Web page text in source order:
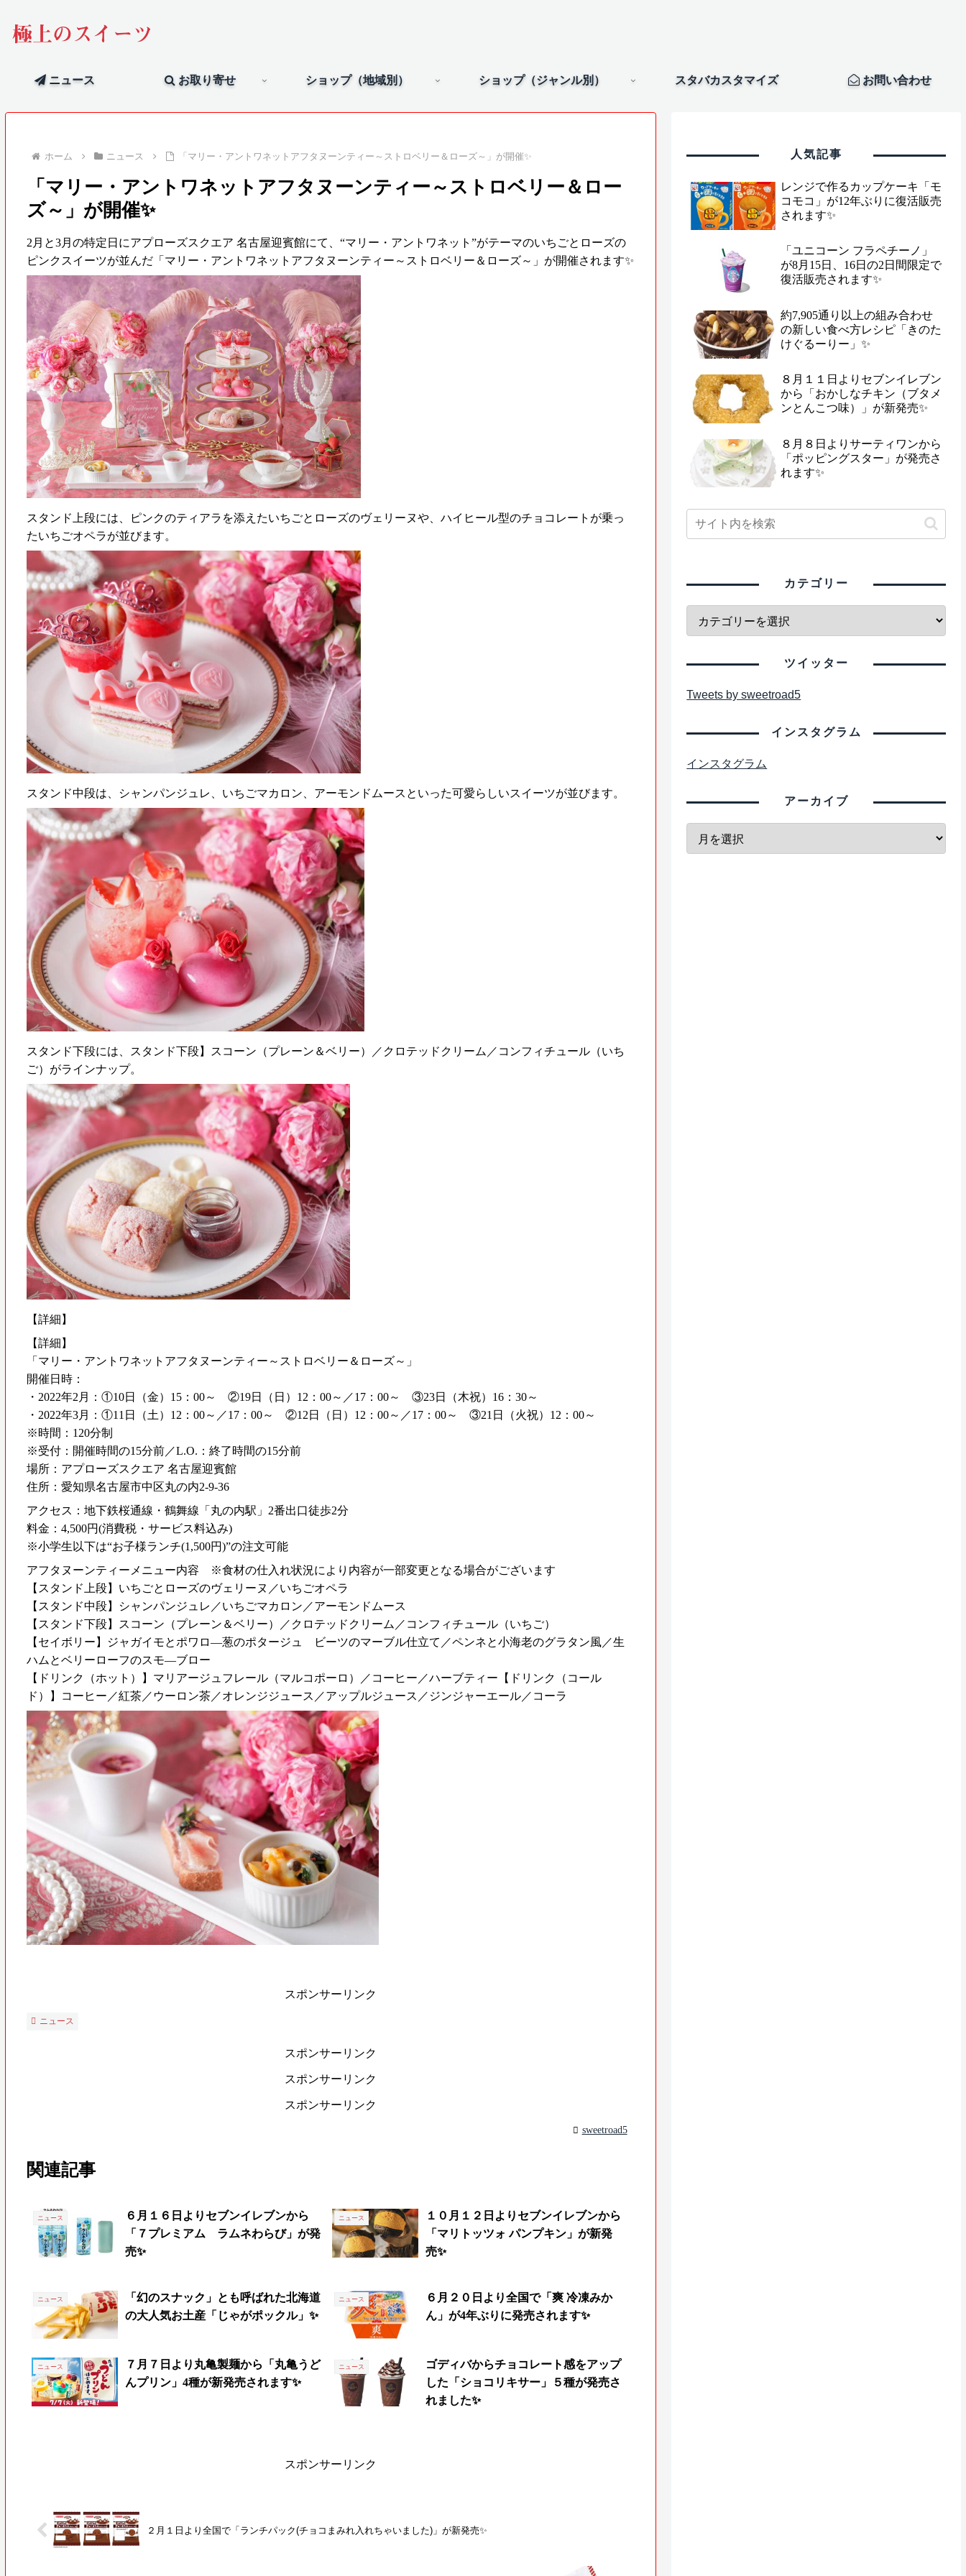
極上のスイーツ
ニュース お取り寄せ ショップ（地域別） ショップ（ジャンル別） スタバカスタマイズ お問い合わせ
ホーム ニュース 「マリー・アントワネットアフタヌーンティー～ストロベリー＆ローズ～」が開催✨
「マリー・アントワネットアフタヌーンティー～ストロベリー＆ロー
ズ～」が開催✨
2月と3月の特定日にアプローズスクエア 名古屋迎賓館にて、“マリー・アントワネット”がテーマのいちごとローズの
ピンクスイーツが並んだ「マリー・アントワネットアフタヌーンティー～ストロベリー＆ローズ～」が開催されます✨
スタンド上段には、ピンクのティアラを添えたいちごとローズのヴェリーヌや、ハイヒール型のチョコレートが乗っ
たいちごオペラが並びます。
スタンド中段は、シャンパンジュレ、いちごマカロン、アーモンドムースといった可愛らしいスイーツが並びます。
スタンド下段には、スタンド下段】スコーン（プレーン＆ベリー）／クロテッドクリーム／コンフィチュール（いち
ご）がラインナップ。
【詳細】
【詳細】
「マリー・アントワネットアフタヌーンティー～ストロベリー＆ローズ～」
開催日時：
・2022年2月：①10日（金）15：00～ ②19日（日）12：00～／17：00～ ③23日（木祝）16：30～
・2022年3月：①11日（土）12：00～／17：00～ ②12日（日）12：00～／17：00～ ③21日（火祝）12：00～
※時間：120分制
※受付：開催時間の15分前／L.O.：終了時間の15分前
場所：アプローズスクエア 名古屋迎賓館
住所：愛知県名古屋市中区丸の内2-9-36
アクセス：地下鉄桜通線・鶴舞線「丸の内駅」2番出口徒歩2分
料金：4,500円(消費税・サービス料込み)
※小学生以下は“お子様ランチ(1,500円)”の注文可能
アフタヌーンティーメニュー内容 ※食材の仕入れ状況により内容が一部変更となる場合がございます
【スタンド上段】いちごとローズのヴェリーヌ／いちごオペラ
【スタンド中段】シャンパンジュレ／いちごマカロン／アーモンドムース
【スタンド下段】スコーン（プレーン＆ベリー）／クロテッドクリーム／コンフィチュール（いちご）
【セイボリー】ジャガイモとポワロ―葱のポタージュ ビーツのマーブル仕立て／ペンネと小海老のグラタン風／生
ハムとベリーローフのスモ―ブロー
【ドリンク（ホット）】マリアージュフレール（マルコポーロ）／コーヒー／ハーブティー【ドリンク（コール
ド）】コーヒー／紅茶／ウーロン茶／オレンジジュース／アップルジュース／ジンジャーエール／コーラ
スポンサーリンク
ニュース
スポンサーリンク
スポンサーリンク
スポンサーリンク
sweetroad5
関連記事
ニュース
６月１６日よりセブンイレブンから
「７プレミアム ラムネわらび」が発
売✨
ニュース
１０月１２日よりセブンイレブンから
「マリトッツォ パンプキン」が新発
売✨
ニュース
「幻のスナック」とも呼ばれた北海道
の大人気お土産「じゃがポックル」✨
ニュース
６月２０日より全国で「爽 冷凍みか
ん」が4年ぶりに発売されます✨
ニュース
７月７日より丸亀製麺から「丸亀うど
んプリン」4種が新発売されます✨
ニュース
ゴディバからチョコレート感をアップ
した「ショコリキサー」５種が発売さ
れました✨
スポンサーリンク
２月１日より全国で「ランチパック(チョコまみれ入れちゃいました)」が新発売✨
人気記事
レンジで作るカップケーキ「モ
コモコ」が12年ぶりに復活販売
されます✨
「ユニコーン フラペチーノ」
が8月15日、16日の2日間限定で
復活販売されます✨
約7,905通り以上の組み合わせ
の新しい食べ方レシピ「きのた
けぐるーりー」✨
８月１１日よりセブンイレブン
から「おかしなチキン（ブタメ
ンとんこつ味）」が新発売✨
８月８日よりサーティワンから
「ポッピングスター」が発売さ
れます✨
カテゴリー
ツイッター
Tweets by sweetroad5
インスタグラム
インスタグラム
アーカイブ